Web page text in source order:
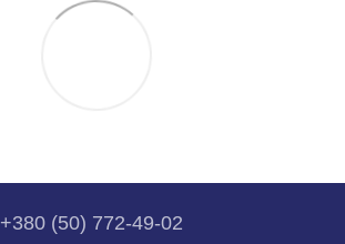
+380 (50) 772-49-02